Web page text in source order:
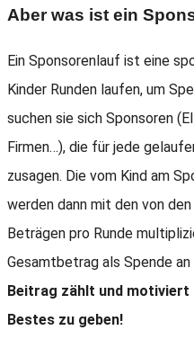
Aber was ist ein
Ein Sponsorenlauf ist eine
Kinder Runden laufen, um
suchen sie sich Sponsoren
Firmen…), die für jede
zusagen. Die vom Kind am
werden dann mit den von
Beträgen pro Runde
Gesamtbetrag als Spende an
Beitrag zählt und motiviert
Bestes zu geben!